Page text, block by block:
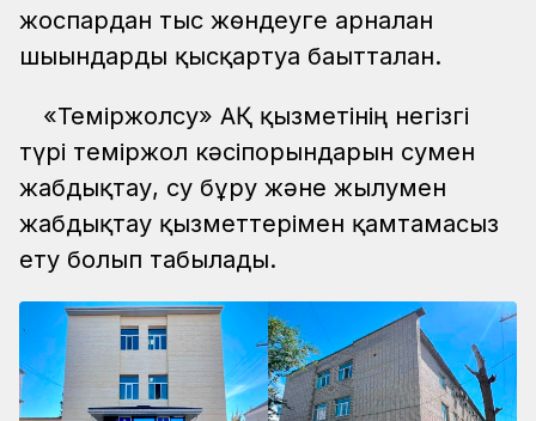
жоспардан тыс жөндеуге арналған
шығындарды қысқартуға бағытталған.
«Теміржолсу» АҚ қызметінің негізгі
түрі теміржол кәсіпорындарын сумен
жабдықтау, су бұру және жылумен
жабдықтау қызметтерімен қамтамасыз
ету болып табылады.